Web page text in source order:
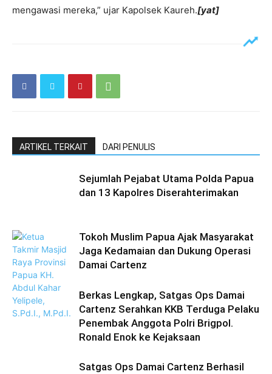
mengawasi mereka,” ujar Kapolsek Kaureh.[yat]
ARTIKEL TERKAIT DARI PENULIS
Sejumlah Pejabat Utama Polda Papua
dan 13 Kapolres Diserahterimakan
Tokoh Muslim Papua Ajak Masyarakat
Jaga Kedamaian dan Dukung Operasi
Damai Cartenz
Berkas Lengkap, Satgas Ops Damai
Cartenz Serahkan KKB Terduga Pelaku
Penembak Anggota Polri Brigpol.
Ronald Enok ke Kejaksaan
Satgas Ops Damai Cartenz Berhasil